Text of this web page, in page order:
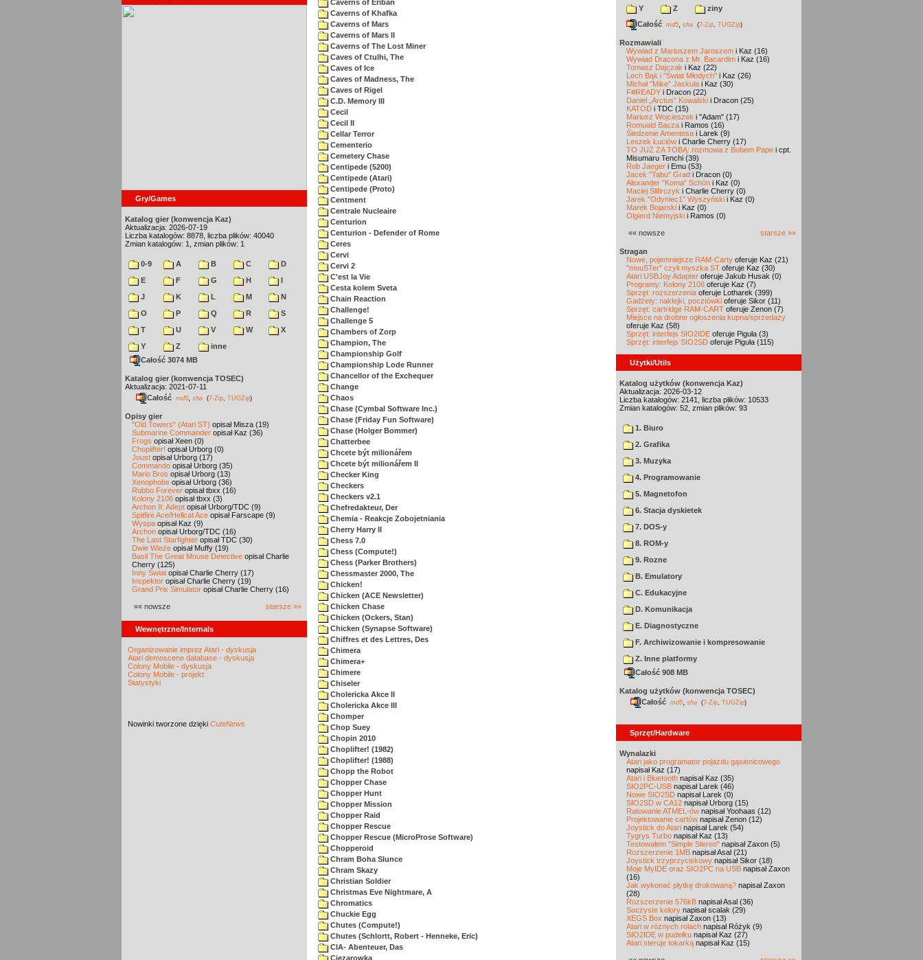
Gry/Games
Katalog gier (konwencja Kaz)
Aktualizacja: 2026-07-19
Liczba katalogów: 8878, liczba plików: 40040
Zmian katalogów: 1, zmian plików: 1
0-9 A B C
D
E
F G H
I
J
K L M
N
O
P Q R
S
T
U V W
X
Y
Z
inne
Całość 3074 MB
Katalog gier (konwencja TOSEC)
Aktualizacja: 2021-07-11
Całość md5 sha (7-Zip TUGZip)
Opisy gier
"Old Towers" (Atari ST) opisał Misza (19)
Submarine Commander opisał Kaz (36)
Frogs opisał Xeen (0)
Choplifter! opisał Urborg (0)
Joust opisał Urborg (17)
Commando opisał Urborg (35)
Mario Bros opisał Urborg (13)
Xenophobe opisał Urborg (36)
Robbo Forever opisał tbxx (16)
Kolony 2106 opisał tbxx (3)
Archon II: Adept opisał Urborg/TDC (9)
Spitfire Ace/Hellcat Ace opisał Farscape (9)
Wyspa opisał Kaz (9)
Archon opisał Urborg/TDC (16)
The Last Starfighter opisał TDC (30)
Dwie Wieże opisał Muffy (19)
Basil The Great Mouse Detective opisał Charlie
Cherry (125)
Inny Świat opisał Charlie Cherry (17)
Inspektor opisał Charlie Cherry (19)
Grand Prix Simulator opisał Charlie Cherry (16)
«« nowsze starsze »»
Wewnętrzne/Internals
Organizowanie imprez Atari - dyskusja
Atari demoscene database - dyskusja
Colony Mobile - dyskusja
Colony Mobile - projekt
Statystyki
Nowinki tworzone dzięki CuteNews
Caverns of Eriban
Caverns of Khafka
Caverns of Mars
Caverns of Mars II
Caverns of The Lost Miner
Caves of Ctulhi, The
Caves of Ice
Caves of Madness, The
Caves of Rigel
C.D. Memory III
Cecil
Cecil II
Cellar Terror
Cementerio
Cemetery Chase
Centipede (5200)
Centipede (Atari)
Centipede (Proto)
Centment
Centrale Nucleaire
Centurion
Centurion - Defender of Rome
Ceres
Cervi
Cervi 2
C'est la Vie
Cesta kolem Sveta
Chain Reaction
Challenge!
Challenge 5
Chambers of Zorp
Champion, The
Championship Golf
Championship Lode Runner
Chancellor of the Exchequer
Change
Chaos
Chase (Cymbal Software Inc.)
Chase (Friday Fun Software)
Chase (Holger Bommer)
Chatterbee
Chcete být milionářem
Chcete být milionářem II
Checker King
Checkers
Checkers v2.1
Chefredakteur, Der
Chemia - Reakcje Zobojetniania
Cherry Harry II
Chess 7.0
Chess (Compute!)
Chess (Parker Brothers)
Chessmaster 2000, The
Chicken!
Chicken (ACE Newsletter)
Chicken Chase
Chicken (Ockers, Stan)
Chicken (Synapse Software)
Chiffres et des Lettres, Des
Chimera
Chimera+
Chimere
Chiseler
Cholericka Akce II
Cholericka Akce III
Chomper
Chop Suey
Chopin 2010
Choplifter! (1982)
Choplifter! (1988)
Chopp the Robot
Chopper Chase
Chopper Hunt
Chopper Mission
Chopper Raid
Chopper Rescue
Chopper Rescue (MicroProse Software)
Chopperoid
Chram Boha Slunce
Chram Skazy
Christian Soldier
Christmas Eve Nightmare, A
Chromatics
Chuckie Egg
Chutes (Compute!)
Chutes (Schlortt, Robert - Henneke, Eric)
CIA- Abenteuer, Das
Ciezarowka
Y
Z
ziny
Całość md5 sha (7-Zip TUGZip)
Rozmawiali
Wywiad z Mariuszem Jaroszem i Kaz (16)
Wywiad Dracona z Mr. Bacardim i Kaz (16)
Tomasz Dajczak i Kaz (22)
Lech Bąk i "Świat Młodych" i Kaz (26)
Michał "Mike" Jaskuła i Kaz (30)
F#READY i Dracon (22)
Daniel „Arctus” Kowalski i Dracon (25)
KATOD i TDC (15)
Mariusz Wojcieszek i "Adam" (17)
Romuald Bacza i Ramos (16)
Śledzenie Amentesa i Larek (9)
Leszek Łuciów i Charlie Cherry (17)
TO JUŻ ZA TOBĄ: rozmowa z Bobem Pape i cpt.
Misumaru Tenchi (39)
Rob Jaeger i Emu (53)
Jacek "Tabu" Grad i Dracon (0)
Alexander "Koma" Schön i Kaz (0)
Maciej Ślifirczyk i Charlie Cherry (0)
Jarek "Odyniec1" Wyszyński i Kaz (0)
Marek Bojarski i Kaz (0)
Olgierd Niemyjski i Ramos (0)
«« nowsze starsze »»
Stragan
Nowe, pojemniejsze RAM-Carty oferuje Kaz (21)
"mouSTer" czyli myszka ST oferuje Kaz (30)
Atari USBJoy Adapter oferuje Jakub Husak (0)
Programy: Kolony 2106 oferuje Kaz (7)
Sprzęt: rozszerzenia oferuje Lotharek (399)
Gadżety: naklejki, pocztówki oferuje Sikor (11)
Sprzęt: cartridge RAM-CART oferuje Zenon (7)
Miejsce na drobne ogłoszenia kupna/sprzedaży
oferuje Kaz (58)
Sprzęt: interfejs SIO2IDE oferuje Piguła (3)
Sprzęt: interfejs SIO2SD oferuje Piguła (115)
Użytki/Utils
Katalog użytków (konwencja Kaz)
Aktualizacja: 2026-03-12
Liczba katalogów: 2141, liczba plików: 10533
Zmian katalogów: 52, zmian plików: 93
1. Biuro
2. Grafika
3. Muzyka
4. Programowanie
5. Magnetofon
6. Stacja dyskietek
7. DOS-y
8. ROM-y
9. Rozne
B. Emulatory
C. Edukacyjne
D. Komunikacja
E. Diagnostyczne
F. Archiwizowanie i kompresowanie
Z. Inne platformy
Całość 908 MB
Katalog użytków (konwencja TOSEC)
Całość md5 sha (7-Zip TUGZip)
Sprzęt/Hardware
Wynalazki
Atari jako programator pojazdu gąsienicowego
napisał Kaz (17)
Atari i Bluetooth napisał Kaz (35)
SIO2PC-USB napisał Larek (46)
Nowe SIO2SD napisał Larek (0)
SIO2SD w CA12 napisał Urborg (15)
Ratowanie ATMEL-ów napisał Yoohaas (12)
Projektowanie cartów napisał Zenon (12)
Joystick do Atari napisał Larek (54)
Tygrys Turbo napisał Kaz (13)
Testowałem "Simple Stereo" napisał Zaxon (5)
Rozszerzenie 1MB napisał Asal (21)
Joystick trzyprzyciskowy napisał Sikor (18)
Moje MyIDE oraz SIO2PC na USB napisał Zaxon
(16)
Jak wykonać płytkę drukowaną? napisał Zaxon
(28)
Rozszerzenie 576kB napisał Asal (36)
Soczyste kolory napisał scalak (29)
XEGS Box napisał Zaxon (13)
Atari w różnych rolach napisał Różyk (9)
SIO2IDE w pudełku napisał Kaz (27)
Atari steruje tokarką napisał Kaz (15)